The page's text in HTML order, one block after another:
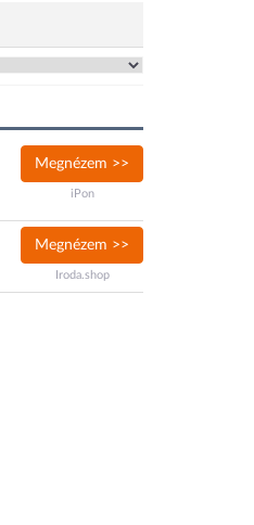
Megnézem >>
iPon
Megnézem >>
Iroda.shop